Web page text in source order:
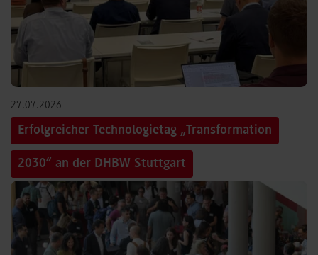
27.07.2026
Erfolgreicher Technologietag „Transformation
2030“ an der DHBW Stuttgart